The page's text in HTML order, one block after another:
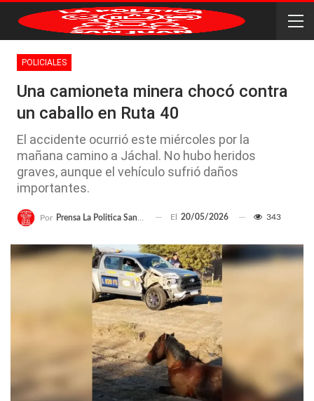
POLICIALES
Una camioneta minera chocó contra
un caballo en Ruta 40
El accidente ocurrió este miércoles por la
mañana camino a Jáchal. No hubo heridos
graves, aunque el vehículo sufrió daños
importantes.
Por Prensa La Politica San Juan El 20/05/2026 343